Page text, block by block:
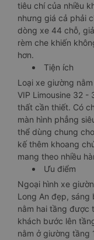
tiêu chí của nhiều
nhưng giá cả phải
dòng xe 44 chỗ,
rèm che khiến
hơn.
Tiện ích
Loại xe giường
VIP Limousine 32
thất cần thiết. Có
màn hình phẳng
thể dùng chung
kế thêm khoang
mang theo nhiều
Ưu điểm
Ngoại hình xe
Long An đẹp,
nằm hai tầng được
khách bước lên
nằm ở giường tầng